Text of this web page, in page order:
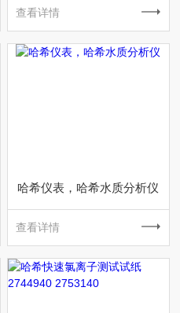
查看详情
哈希仪表，哈希水质分析仪
查看详情